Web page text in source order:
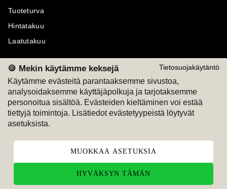
Tietosuojakäytäntö
🍪 Mekin käytämme keksejä
Käytämme evästeitä parantaaksemme sivustoa,
analysoidaksemme käyttäjäpolkuja ja tarjotaksemme
personoitua sisältöä. Evästeiden kieltäminen voi estää
tiettyjä toimintoja. Lisätiedot evästetyypeistä löytyvät
asetuksista.
MUOKKAA ASETUKSIA
HYVÄKSYN TÄMÄN
Tuoteturva
Hintatakuu
Laatutakuu
Maksutavat
M
Seuraa meitä